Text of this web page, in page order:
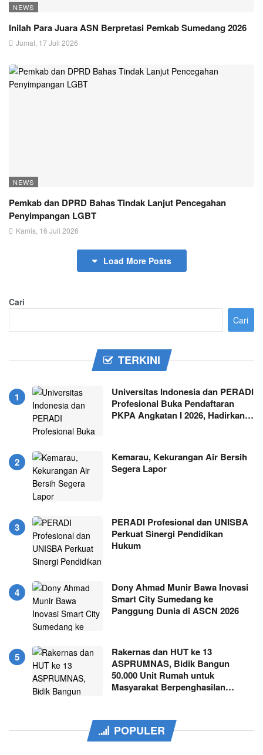
NEWS
Inilah Para Juara ASN Berpretasi Pemkab Sumedang 2026
Jumat, 17 Juli 2026
NEWS
Pemkab dan DPRD Bahas Tindak Lanjut Pencegahan
Penyimpangan LGBT
Kamis, 16 Juli 2026
Load More Posts
Cari
Cari
TERKINI
Universitas Indonesia dan PERADI
Profesional Buka Pendaftaran
PKPA Angkatan I 2026, Hadirkan…
Kemarau, Kekurangan Air Bersih
Segera Lapor
PERADI Profesional dan UNISBA
Perkuat Sinergi Pendidikan
Hukum
Dony Ahmad Munir Bawa Inovasi
Smart City Sumedang ke
Panggung Dunia di ASCN 2026
Rakernas dan HUT ke 13
ASPRUMNAS, Bidik Bangun
50.000 Unit Rumah untuk
Masyarakat Berpenghasilan…
POPULER